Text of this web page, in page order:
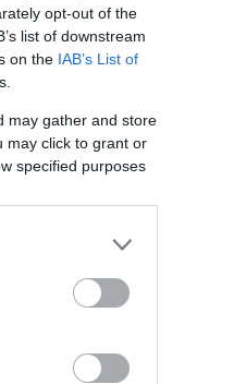
opt-out of the
list of downstream
on the IAB’s List of
may gather and store
may click to grant or
specified purposes